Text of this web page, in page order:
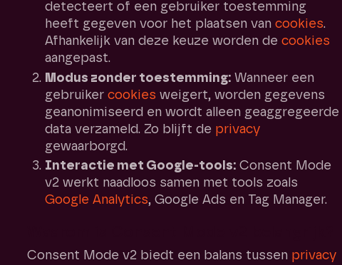
detecteert of een gebruiker toestemming
heeft gegeven voor het plaatsen vancookies.
Afhankelijk van deze keuze worden decookies
aangepast.
Modus zonder toestemming: Wanneer een
gebruikercookies weigert, worden gegevens
geanonimiseerd en wordt alleen geaggregeerde
data verzameld. Zo blijft de privacy
gewaarborgd.
Interactie met Google-tools: Consent Mode
v2 werkt naadloos samen met tools zoals
Google Analytics, Google Ads en Tag Manager.
Consent Mode v2 biedt een balans tussen privacy